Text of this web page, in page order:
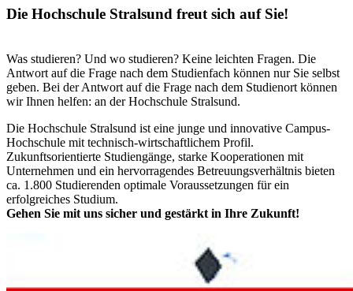
Die Hoch­schu­le Stral­sund freut sich auf Sie!
Was studieren? Und wo studieren? Keine leichten Fragen. Die
Antwort auf die Frage nach dem Studienfach können nur Sie selbst
geben. Bei der Antwort auf die Frage nach dem Studienort können
wir Ihnen helfen: an der Hochschule Stralsund.
Die Hochschule Stralsund ist eine junge und innovative Campus-
Hochschule mit technisch-wirtschaftlichem Profil.
Zukunftsorientierte Studiengänge, starke Kooperationen mit
Unternehmen und ein hervorragendes Betreuungsverhältnis bieten
ca. 1.800 Studierenden optimale Voraussetzungen für ein
erfolgreiches Studium.
Gehen Sie mit uns sicher und gestärkt in Ihre Zukunft!